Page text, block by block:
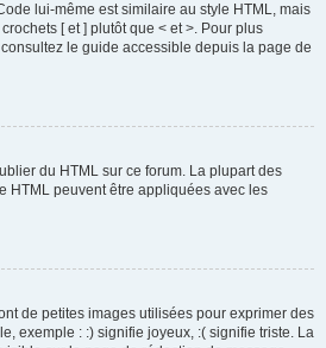
lui-même est similaire au style HTML, mais
[ et ] plutôt que < et >. Pour plus
le guide accessible depuis la page de
du HTML sur ce forum. La plupart des
HTML peuvent être appliquées avec les
de petites images utilisées pour exprimer des
exemple : :) signifie joyeux, :( signifie triste. La